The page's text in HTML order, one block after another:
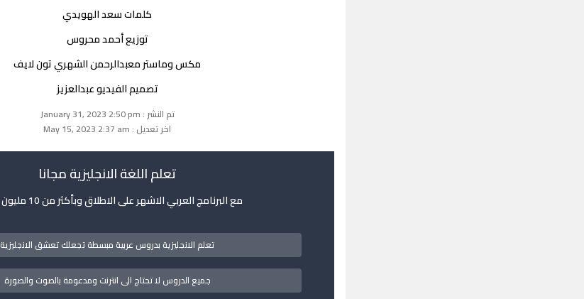
كلمات سعد الهويدي
توزيع أحمد محروس
مكس وماستر معبدالرحمن الشهري تون لايف
تصميم الفيديو عبدالعزيز
تم النشر : January 31, 2023 2:50 pm
اخر تعديل : May 15, 2023 2:37 am
تعلم اللغة الانجليزية مجانا
مع البرنامج العربي الاشهر على الاطلاق وبأكثر من 10 مليون تحميل
تعلم الانجليزية بدروس عربية مبسطة تجعلك تعشق الانجليزية
جميع الدروس لا تحتاج الى انترنت ومدعومة بالصوت والصورة